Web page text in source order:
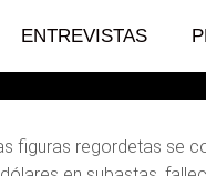
ENTREVISTAS
figuras regordetas se